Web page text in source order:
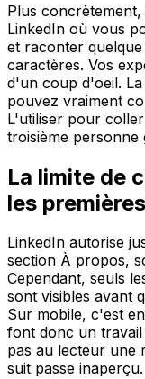
Plus
LinkedIn où vous
et raconter
caractères. Vos
d'un coup d'oeil.
pouvez vraiment
L'utiliser pour
troisième
La limite de
les
LinkedIn autorise
section À propos,
Cependant, seuls
sont visibles avant
Sur mobile, c'est
font donc un
pas au lecteur une
suit passe inaperçu.